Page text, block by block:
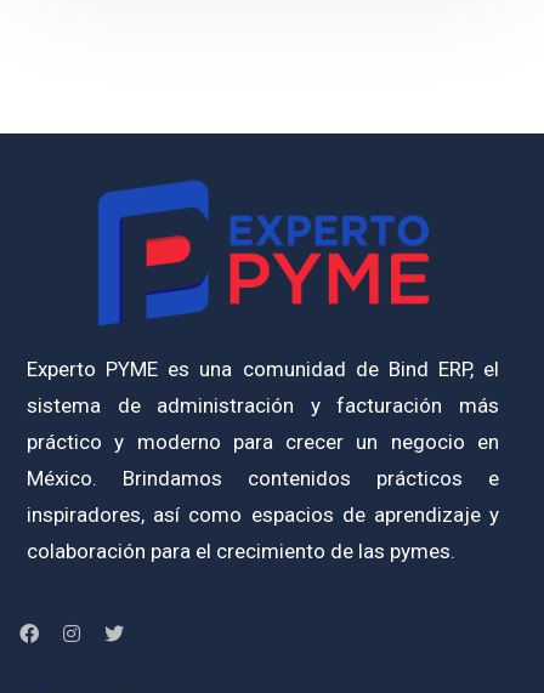
Experto PYME es una comunidad de Bind ERP, el
sistema de administración y facturación más
práctico y moderno para crecer un negocio en
México. Brindamos contenidos prácticos e
inspiradores, así como espacios de aprendizaje y
colaboración para el crecimiento de las pymes.